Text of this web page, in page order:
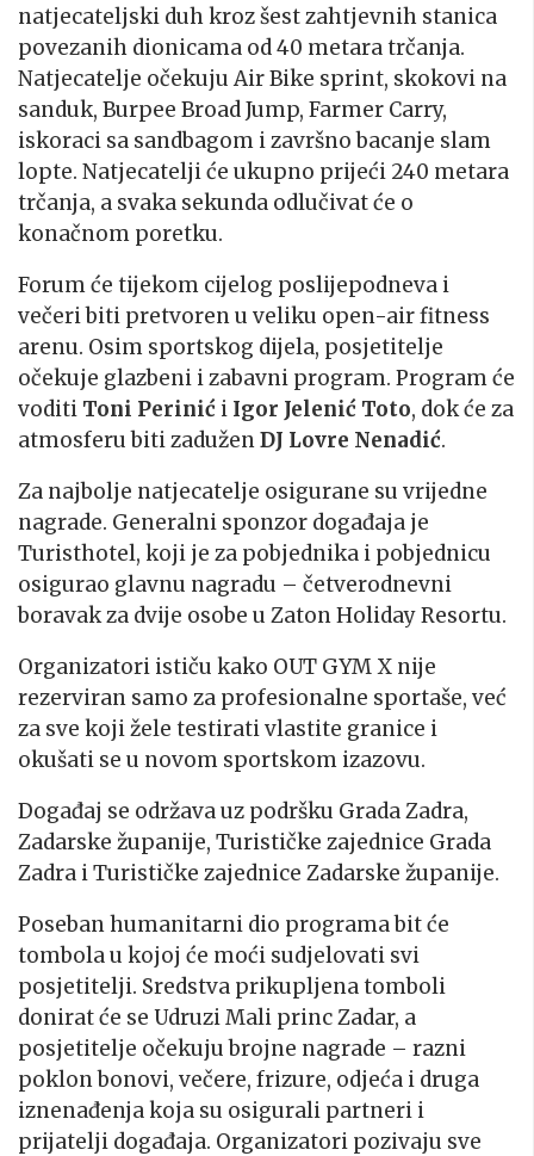
natjecateljski duh kroz šest zahtjevnih stanica
povezanih dionicama od 40 metara trčanja.
Natjecatelje očekuju Air Bike sprint, skokovi na
sanduk, Burpee Broad Jump, Farmer Carry,
iskoraci sa sandbagom i završno bacanje slam
lopte. Natjecatelji će ukupno prijeći 240 metara
trčanja, a svaka sekunda odlučivat će o
konačnom poretku.
Forum će tijekom cijelog poslijepodneva i
večeri biti pretvoren u veliku open-air fitness
arenu. Osim sportskog dijela, posjetitelje
očekuje glazbeni i zabavni program. Program će
voditi Toni Perinić i Igor Jelenić Toto, dok će za
atmosferu biti zaduženDJ Lovre Nenadić.
Za najbolje natjecatelje osigurane su vrijedne
nagrade. Generalni sponzor događaja je
Turisthotel, koji je za pobjednika i pobjednicu
osigurao glavnu nagradu – četverodnevni
boravak za dvije osobe u Zaton Holiday Resortu.
Organizatori ističu kako OUT GYM X nije
rezerviran samo za profesionalne sportaše, već
za sve koji žele testirati vlastite granice i
okušati se u novom sportskom izazovu.
Događaj se održava uz podršku Grada Zadra,
Zadarske županije, Turističke zajednice Grada
Zadra i Turističke zajednice Zadarske županije.
Poseban humanitarni dio programa bit će
tombola u kojoj će moći sudjelovati svi
posjetitelji. Sredstva prikupljena tomboli
donirat će se Udruzi Mali princ Zadar, a
posjetitelje očekuju brojne nagrade – razni
poklon bonovi, večere, frizure, odjeća i druga
iznenađenja koja su osigurali partneri i
prijatelji događaja. Organizatori pozivaju sve